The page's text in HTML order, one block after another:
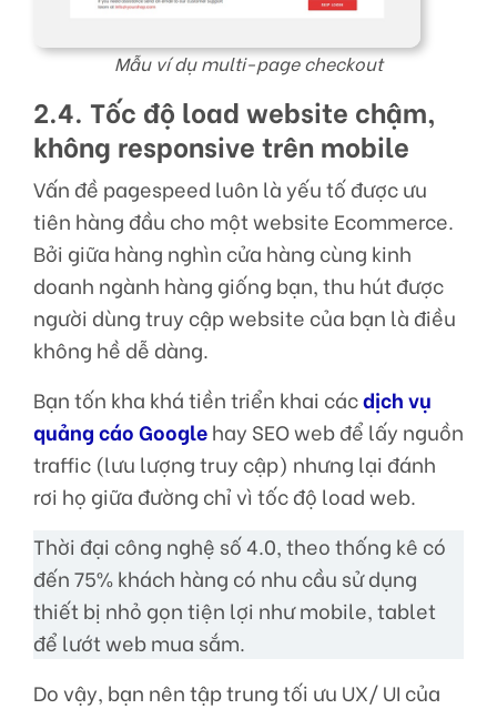
Mẫu ví dụ multi-page checkout
2.4. Tốc độ load website chậm,
không responsive trên mobile
Vấn đề pagespeed luôn là yếu tố được ưu
tiên hàng đầu cho một website Ecommerce.
Bởi giữa hàng nghìn cửa hàng cùng kinh
doanh ngành hàng giống bạn, thu hút được
người dùng truy cập website của bạn là điều
không hề dễ dàng.
Bạn tốn kha khá tiền triển khai cácdịch vụ
quảng cáo Googlehay SEO web để lấy nguồn
traffic (lưu lượng truy cập) nhưng lại đánh
rơi họ giữa đường chỉ vì tốc độ load web.
Thời đại công nghệ số 4.0, theo thống kê có
đến 75% khách hàng có nhu cầu sử dụng
thiết bị nhỏ gọn tiện lợi như mobile, tablet
để lướt web mua sắm.
Do vậy, bạn nên tập trung tối ưu UX/ UI của